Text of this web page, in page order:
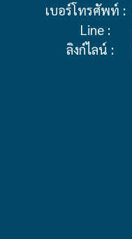
เบอร์โทรศัพท์ :
Line :
ลิงก์ไลน์ :